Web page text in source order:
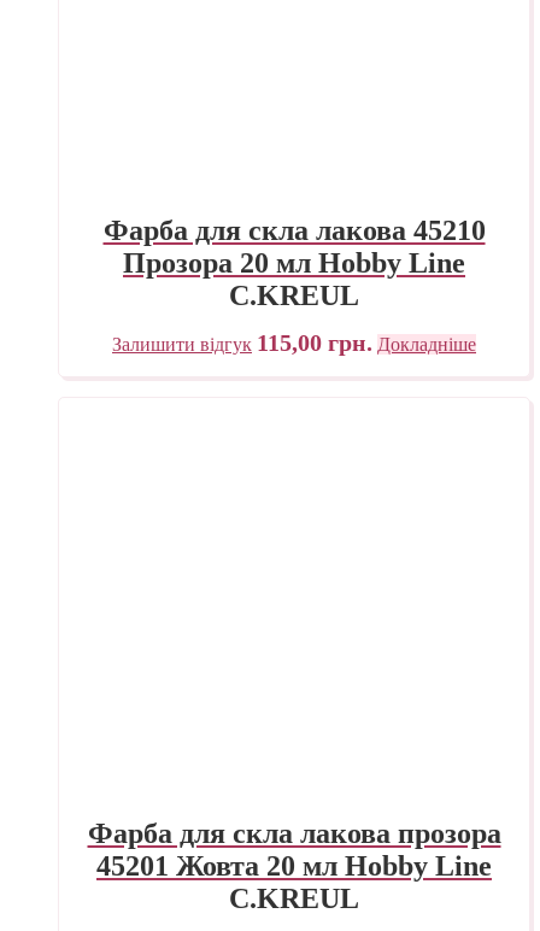
Фарба для скла лакова 45210
Прозора 20 мл Hobby Line
C.KREUL
Залишити відгук 115,00 грн. Докладніше
Фарба для скла лакова прозора
45201 Жовта 20 мл Hobby Line
C.KREUL